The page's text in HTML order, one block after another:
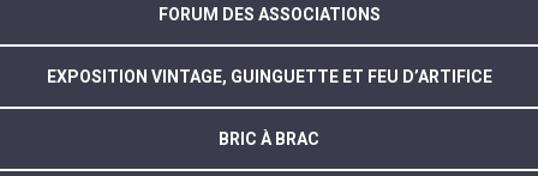
FORUM DES ASSOCIATIONS
EXPOSITION VINTAGE, GUINGUETTE ET FEU D’ARTIFICE
BRIC À BRAC